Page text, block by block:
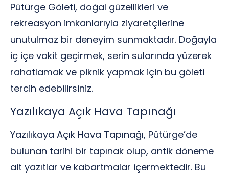
Pütürge Göleti, doğal güzellikleri ve
rekreasyon imkanlarıyla ziyaretçilerine
unutulmaz bir deneyim sunmaktadır. Doğayla
iç içe vakit geçirmek, serin sularında yüzerek
rahatlamak ve piknik yapmak için bu göleti
tercih edebilirsiniz.
Yazılıkaya Açık Hava Tapınağı
Yazılıkaya Açık Hava Tapınağı, Pütürge’de
bulunan tarihi bir tapınak olup, antik döneme
ait yazıtlar ve kabartmalar içermektedir. Bu